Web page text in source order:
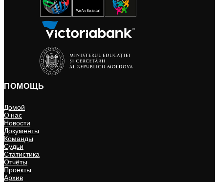
ПОМОЩЬ
Домой
О нас
Новости
Документы
Команды
Судьи
Статистика
Отчёты
Проекты
Архив